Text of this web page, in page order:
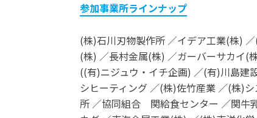
参加事業所ラインナップ
(株)石川刃物製作所 ／イデア工業(株)
(株) ／長村金属(株) ／ガーバーサカイ
((有)ニジュウ・イチ企画) ／(有)川島
シヒーティング ／(株)佐竹産業 ／(株)
所 ／協同組合 関給食センター ／関牛